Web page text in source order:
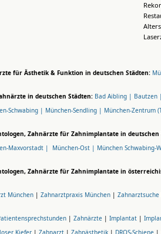
für Ästhetik & Funktion in deutschen Städten:
in deutschen Städten: Bad Aibling | Bautzen |
Schwabing | München-Sendling | München-Zentrum
Zahnärzte für Zahnimplantate in deutschen
Maxvorstadt |
München-Ost | München Schwabing-
Zahnärzte für Zahnimplantate in
München | Zahnarztpraxis München | Zahnarztsuche
| Zahnärzte | Implantat |